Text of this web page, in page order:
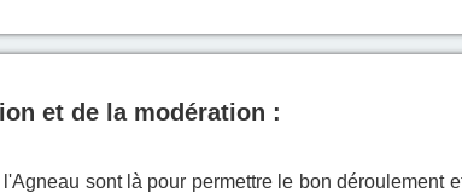
et de la modération :
sont là pour permettre le bon déroulement